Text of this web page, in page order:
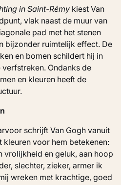
in Saint-Rémy kiest Van
vlak naast de muur van
pad met het stenen
bijzonder ruimtelijk effect. De
en bomen schildert hij in
Ondanks de
en kleuren heeft de
schrijft Van Gogh vanuit
kleuren voor hem betekenen:
vrolijkheid en geluk, aan hoop
slechter, zieker, armer ik
wreken met krachtige, goed